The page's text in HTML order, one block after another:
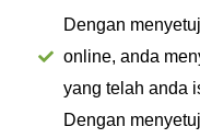
Dengan
online, anda
yang telah anda
Dengan